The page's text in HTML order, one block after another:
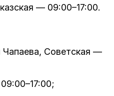
— 09:00–17:00.
Чапаева, Советская —